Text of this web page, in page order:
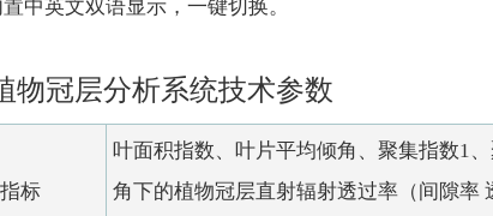
中英文双语显示，一键切换。
物冠层分析系统技术参数
标
叶面积指数、叶片平均倾角、聚集指数1
角下的植物冠层直射辐射透过率（间隙率